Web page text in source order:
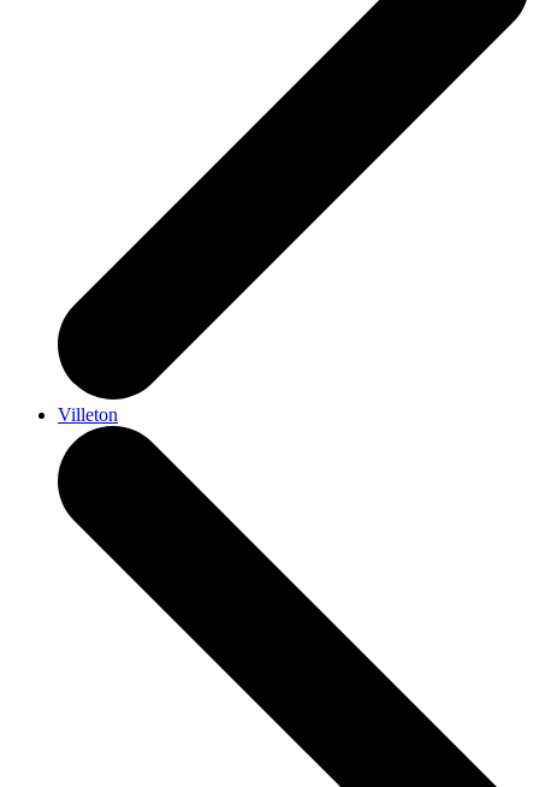
Villeton